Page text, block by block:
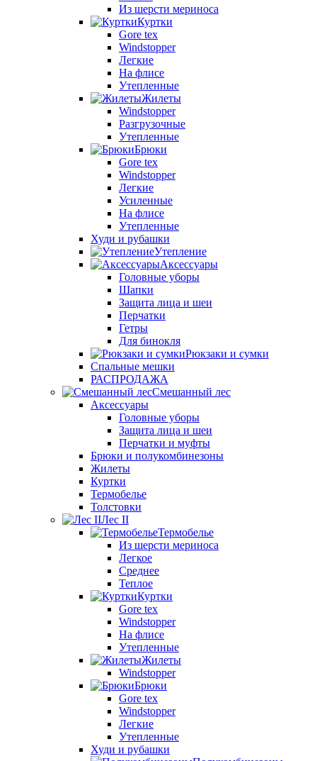
Из шерсти мериноса
Куртки
Gore tex
Windstopper
Легкие
На флисе
Утепленные
Жилеты
Windstopper
Разгрузочные
Утепленные
Брюки
Gore tex
Windstopper
Легкие
Усиленные
На флисе
Утепленные
Худи и рубашки
Утепление
Аксессуары
Головные уборы
Шапки
Защита лица и шеи
Перчатки
Гетры
Для бинокля
Рюкзаки и сумки
Спальные мешки
РАСПРОДАЖА
Смешанный лес
Аксессуары
Головные уборы
Защита лица и шеи
Перчатки и муфты
Брюки и полукомбинезоны
Жилеты
Куртки
Термобелье
Толстовки
Лес II
Термобелье
Из шерсти мериноса
Легкое
Среднее
Теплое
Куртки
Gore tex
Windstopper
На флисе
Утепленные
Жилеты
Windstopper
Брюки
Gore tex
Windstopper
Легкие
Утепленные
Худи и рубашки